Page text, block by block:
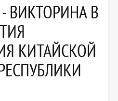
ВИКТОРИНА В
КИТАЙСКОЙ